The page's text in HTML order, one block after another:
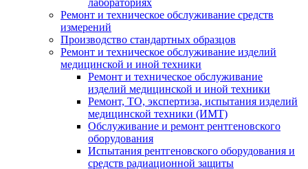
Ремонт и техническое обслуживание средств
измерений
Производство стандартных образцов
Ремонт и техническое обслуживание изделий
медицинской и иной техники
Ремонт и техническое обслуживание
изделий медицинской и иной техники
Ремонт, ТО, экспертиза, испытания изделий
медицинской техники (ИМТ)
Обслуживание и ремонт рентгеновского
оборудования
Испытания рентгеновского оборудования и
средств радиационной защиты